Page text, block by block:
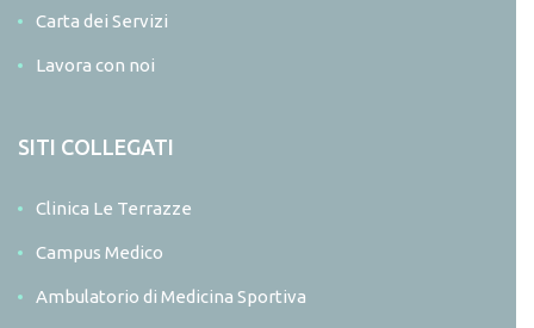
Carta dei Servizi
Lavora con noi
SITI COLLEGATI
Clinica Le Terrazze
Campus Medico
Ambulatorio di Medicina Sportiva